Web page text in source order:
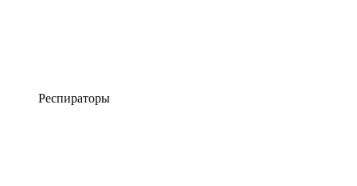
Респираторы